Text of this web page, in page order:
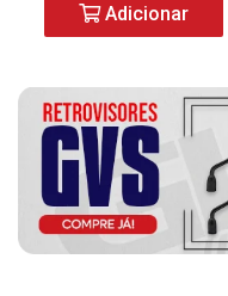
Adicionar